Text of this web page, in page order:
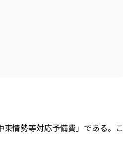
情勢等対応予備費」である。こ